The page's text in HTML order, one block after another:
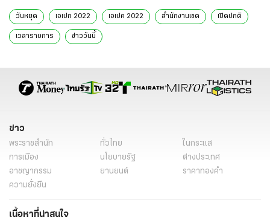
วันหยุด เอเปก 2022 เอเปค 2022 สำนักงานเขต เปิดปกติ
เวลาราชการ ข่าววันนี้
ข่าว
พระราชสำนัก ทั่วไทย
ในกระแส
การเมือง
นโยบายรัฐ
ต่างประเทศ
อาชญากรรม
ยานยนต์
ราคาทองคำ
ความยั่งยืน
เนื้อหาที่น่าสนใจ